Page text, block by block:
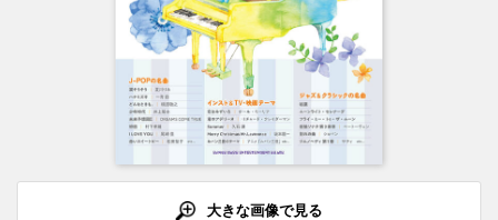
大きな画像で見る